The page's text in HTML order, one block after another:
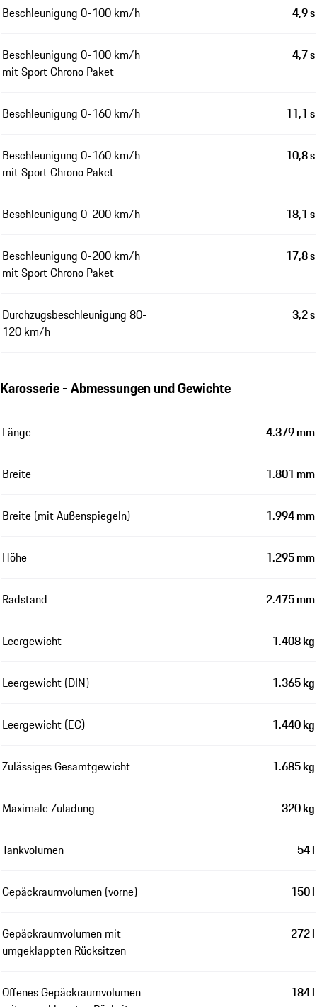
Beschleunigung 0-100 km/h 4,9 s
Beschleunigung 0-100 km/h
mit Sport Chrono Paket
4,7 s
Beschleunigung 0-160 km/h 11,1 s
Beschleunigung 0-160 km/h
mit Sport Chrono Paket
10,8 s
Beschleunigung 0-200 km/h 18,1 s
Beschleunigung 0-200 km/h
mit Sport Chrono Paket
17,8 s
Durchzugsbeschleunigung 80-
120 km/h
3,2 s
Karosserie - Abmessungen und Gewichte
Länge 4.379 mm
Breite 1.801 mm
Breite (mit Außenspiegeln) 1.994 mm
Höhe 1.295 mm
Radstand 2.475 mm
Leergewicht 1.408 kg
Leergewicht (DIN) 1.365 kg
Leergewicht (EC) 1.440 kg
Zulässiges Gesamtgewicht 1.685 kg
Maximale Zuladung 320 kg
Tankvolumen 54 l
Gepäckraumvolumen (vorne) 150 l
Gepäckraumvolumen mit
umgeklappten Rücksitzen
272 l
Offenes Gepäckraumvolumen
184 l